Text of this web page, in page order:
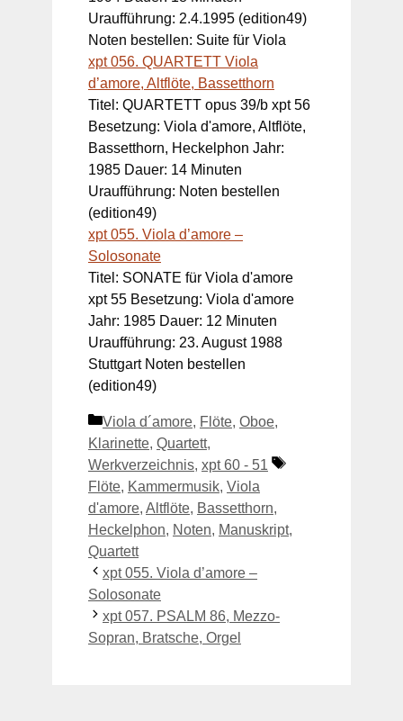
Uraufführung: 2.4.1995 (edition49)
Noten bestellen: Suite für Viola
xpt 056. QUARTETT Viola
d’amore, Altflöte, Bassetthorn
Titel: QUARTETT opus 39/b xpt 56
Besetzung: Viola d'amore, Altflöte,
Bassetthorn, Heckelphon Jahr:
1985 Dauer: 14 Minuten
Uraufführung: Noten bestellen
(edition49)
xpt 055. Viola d’amore –
Solosonate
Titel: SONATE für Viola d'amore
xpt 55 Besetzung: Viola d'amore
Jahr: 1985 Dauer: 12 Minuten
Uraufführung: 23. August 1988
Stuttgart Noten bestellen
(edition49)
Kategorien
Viola d´amore, Flöte, Oboe,
Klarinette, Quartett,
Werkverzeichnis, xpt 60 - 51
Schlagwörter
Flöte, Kammermusik, Viola
d'amore, Altflöte, Bassetthorn,
Heckelphon, Noten, Manuskript,
Quartett
xpt 055. Viola d’amore –
Solosonate
xpt 057. PSALM 86, Mezzo-
Sopran, Bratsche, Orgel